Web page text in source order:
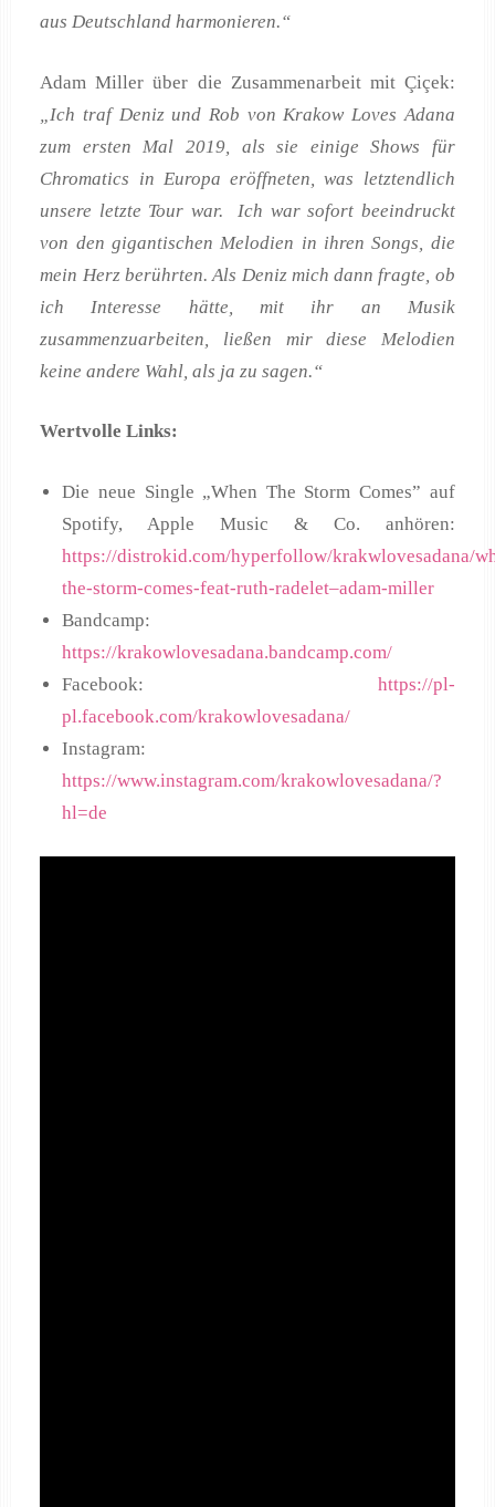
aus Deutschland harmonieren.“
Adam Miller über die Zusammenarbeit mit Çiçek:
„Ich traf Deniz und Rob von Krakow Loves Adana
zum ersten Mal 2019, als sie einige Shows für
Chromatics in Europa eröffneten, was letztendlich
unsere letzte Tour war. Ich war sofort beeindruckt
von den gigantischen Melodien in ihren Songs, die
mein Herz berührten. Als Deniz mich dann fragte, ob
ich Interesse hätte, mit ihr an Musik
zusammenzuarbeiten, ließen mir diese Melodien
keine andere Wahl, als ja zu sagen.“
Wertvolle Links:
Die neue Single „When The Storm Comes” auf
Spotify, Apple Music & Co. anhören:
https://distrokid.com/hyperfollow/krakwlovesadana/
the-storm-comes-feat-ruth-radelet–adam-miller
Bandcamp:
https://krakowlovesadana.bandcamp.com/
Facebook: https://pl-
pl.facebook.com/krakowlovesadana/
Instagram:
https://www.instagram.com/krakowlovesadana/?
hl=de